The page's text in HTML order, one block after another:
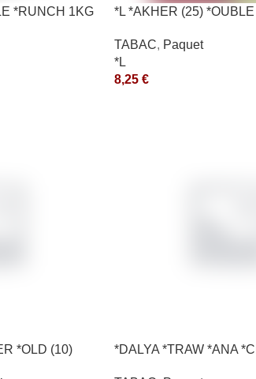
*RUNCH 1KG
*L *AKHER (25)
TABAC, Paquet
*L
8,25 €
*OLD (10)
*DALYA *TRAW *ANA